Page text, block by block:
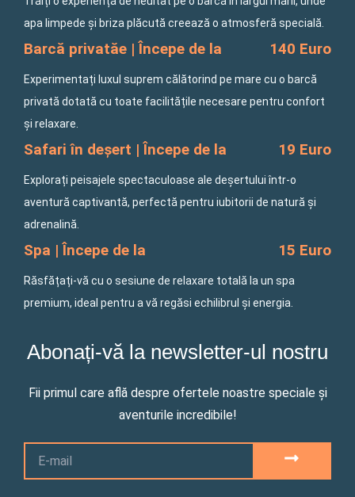
apa limpede și briza plăcută creează o atmosferă specială.
Barcă privatăe | Începe de la 140 Euro
Experimentați luxul suprem călătorind pe mare cu o barcă
privată dotată cu toate facilitățile necesare pentru confort
și relaxare.
Safari în deșert | Începe de la 19 Euro
Explorați peisajele spectaculoase ale deșertului într-o
aventură captivantă, perfectă pentru iubitorii de natură și
adrenalină.
Spa | Începe de la 15 Euro
Răsfățați-vă cu o sesiune de relaxare totală la un spa
premium, ideal pentru a vă regăsi echilibrul și energia.
Abonați-vă la newsletter-ul nostru
Fii primul care află despre ofertele noastre speciale și
aventurile incredibile!
SUBMIT